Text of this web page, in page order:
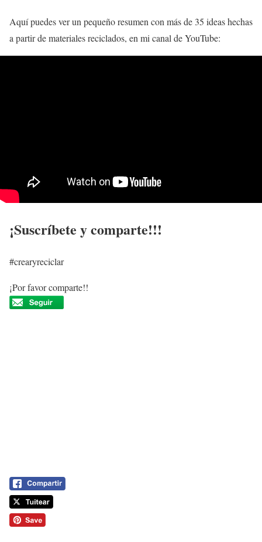
Aquí puedes ver un pequeño resumen con más de 35 ideas hechas
a partir de materiales reciclados, en mi canal de YouTube:
¡Suscríbete y comparte!!!
#crearyreciclar
¡Por favor comparte!!